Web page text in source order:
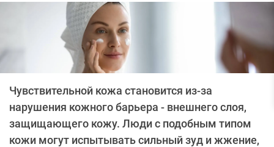
Чувствительной кожа становится из-за
нарушения кожного барьера - внешнего слоя,
защищающего кожу. Люди с подобным типом
кожи могут испытывать сильный зуд и жжение,